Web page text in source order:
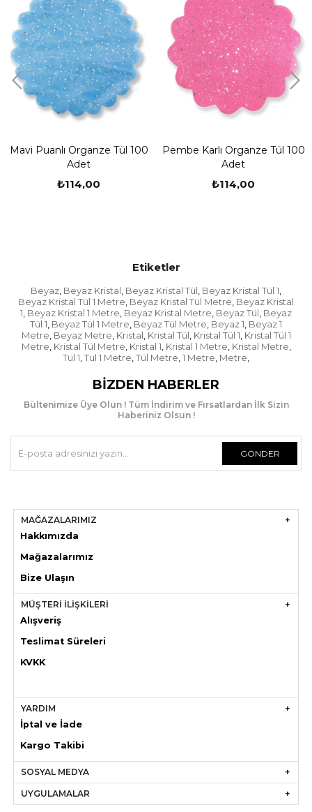
Mavi Puanlı Organze Tül 100
Adet
₺114,00
Pembe Karlı Organze Tül 100
Adet
₺114,00
Etiketler
Beyaz, Beyaz Kristal, Beyaz Kristal Tül, Beyaz Kristal Tül 1,
Beyaz Kristal Tül 1 Metre, Beyaz Kristal Tül Metre, Beyaz Kristal
1, Beyaz Kristal 1 Metre, Beyaz Kristal Metre, Beyaz Tül, Beyaz
Tül 1, Beyaz Tül 1 Metre, Beyaz Tül Metre, Beyaz 1, Beyaz 1
Metre, Beyaz Metre, Kristal, Kristal Tül, Kristal Tül 1, Kristal Tül 1
Metre, Kristal Tül Metre, Kristal 1, Kristal 1 Metre, Kristal Metre,
Tül 1, Tül 1 Metre, Tül Metre, 1 Metre, Metre,
BIZDEN HABERLER
Bültenimize Üye Olun ! Tüm İndirim ve Fırsatlardan İlk Sizin
Haberiniz Olsun !
GÖNDER
MAĞAZALARIMIZ
Hakkımızda
Mağazalarımız
Bize Ulaşın
MÜŞTERİ İLİŞKİLERİ
Alışveriş
Teslimat Süreleri
KVKK
YARDIM
İptal ve İade
Kargo Takibi
SOSYAL MEDYA
UYGULAMALAR